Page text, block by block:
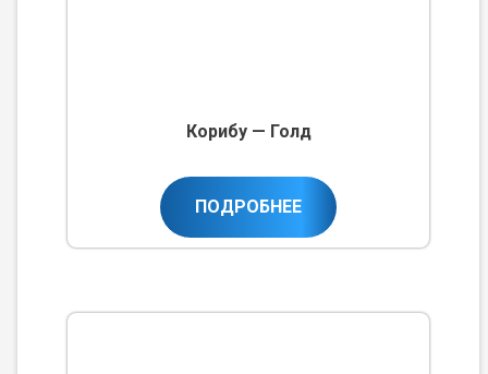
Корибу — Голд
ПОДРОБНЕЕ